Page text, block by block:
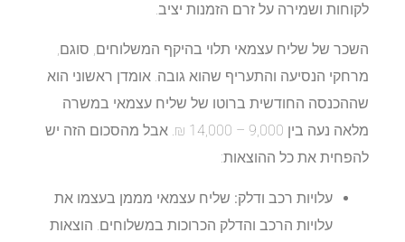
לקוחות ושמירה על זרם הזמנות יציב.
השכר של שליח עצמאי תלוי בהיקף המשלוחים, סוגם,
מרחקי הנסיעה והתעריף שהוא גובה. אומדן ראשוני הוא
שההכנסה החודשית ברוטו של שליח עצמאי במשרה
מלאה נעה בין 9,000 – 14,000 ₪. אבל מהסכום הזה יש
להפחית את כל ההוצאות:
עלויות רכב ודלק:שליח עצמאי מממן בעצמו את
עלויות הרכב והדלק הכרוכות במשלוחים. הוצאות